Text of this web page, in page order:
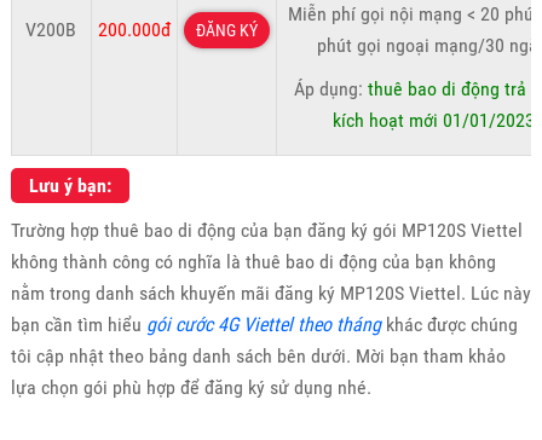
V200B 200.000đ ĐĂNG KÝ
Miễn phí gọi nội mạng < 20
phút gọi ngoại mạng/30
Áp dụng:thuê bao di động trả
kích hoạt mới 01/01/2023
Lưu ý bạn:
Trường hợp thuê bao di động của bạn đăng ký gói MP120S Viettel
không thành công có nghĩa là thuê bao di động của bạn không
nằm trong danh sách khuyến mãi đăng ký MP120S Viettel. Lúc này
bạn cần tìm hiểu gói cước 4G Viettel theo thángkhác được chúng
tôi cập nhật theo bảng danh sách bên dưới. Mời bạn tham khảo
lựa chọn gói phù hợp để đăng ký sử dụng nhé.